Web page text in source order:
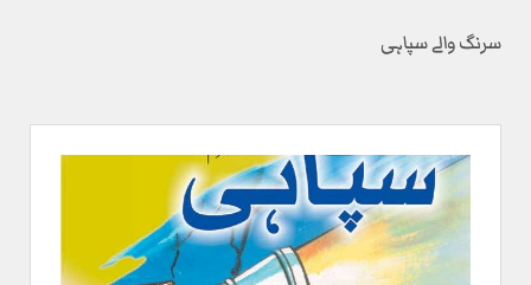
سرنگ والے سپاہی